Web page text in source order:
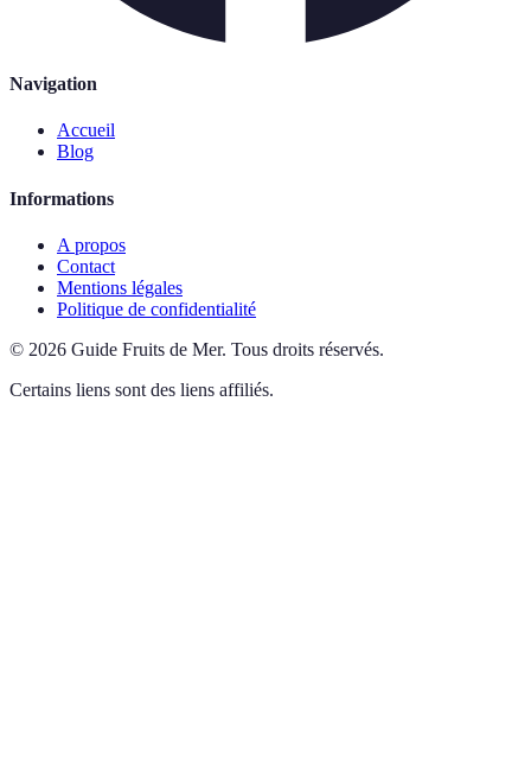
Navigation
Accueil
Blog
Informations
A propos
Contact
Mentions légales
Politique de confidentialité
© 2026 Guide Fruits de Mer. Tous droits réservés.
Certains liens sont des liens affiliés.